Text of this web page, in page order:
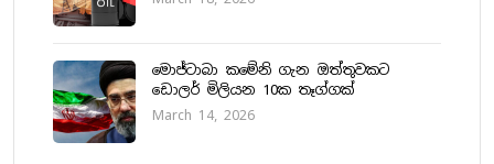
මොජ්ටාබා කමේනි ගැන ඔත්තුවකට
ඩොලර් මිලියන 10ක තෑග්ගක්
March 14, 2026